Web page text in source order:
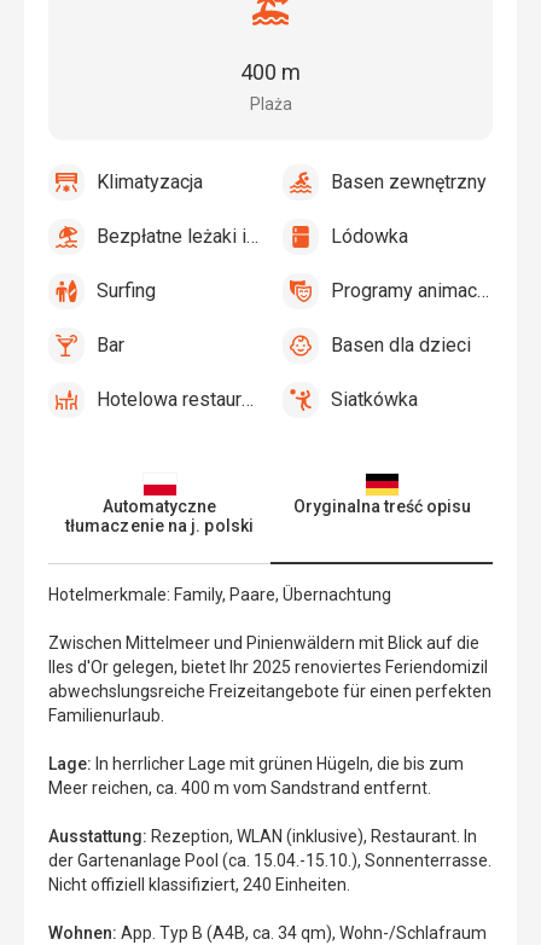
Automatyczne
tłumaczenie na j. polski
Oryginalna treść opisu
Hotelmerkmale: Family, Paare, Übernachtung
Zwischen Mittelmeer und Pinienwäldern mit Blick auf die
Iles d'Or gelegen, bietet Ihr 2025 renoviertes Feriendomizil
abwechslungsreiche Freizeitangebote für einen perfekten
Familienurlaub.
Lage: In herrlicher Lage mit grünen Hügeln, die bis zum
Meer reichen, ca. 400 m vom Sandstrand entfernt.
Ausstattung: Rezeption, WLAN (inklusive), Restaurant. In
der Gartenanlage Pool (ca. 15.04.-15.10.), Sonnenterrasse.
Nicht offiziell klassifiziert, 240 Einheiten.
Wohnen: App. Typ B (A4B, ca. 34 qm), Wohn-/Schlafraum
Odległość
plaży
Plaża
400 m
Klimatyzacja
Klimatyzacja
tak
BasenBasen zewnętrzny
tak
Bezpłatne
i
przy
Bezpłatne leżaki i parasole przy basenie
tak LódowkaLódowka
tak
SurfingSurfing
tak
Programy
Programy animacyjne
tak
Bar Bar
tak
Basen
dzieci
Basen dla dzieci
tak
Hotelowa
Hotelowa restauracja
tak Siatkówka
Siatkówka
tak